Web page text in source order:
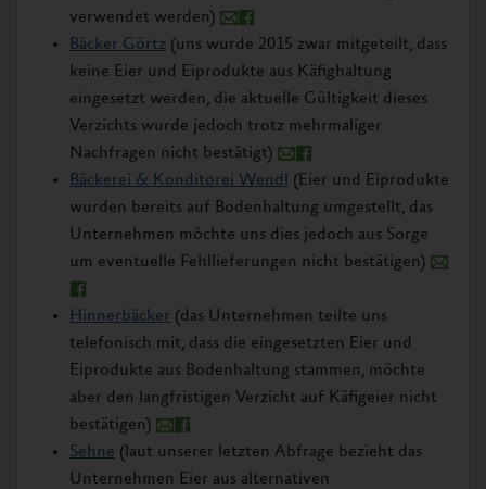
verwendet werden)
Bäcker Görtz (uns wurde 2015 zwar mitgeteilt, dass
keine Eier und Eiprodukte aus Käfighaltung
eingesetzt werden, die aktuelle Gültigkeit dieses
Verzichts wurde jedoch trotz mehrmaliger
Nachfragen nicht bestätigt)
Bäckerei & Konditorei Wendl
(Eier und Eiprodukte
wurden bereits auf Bodenhaltung umgestellt, das
Unternehmen möchte uns dies jedoch aus Sorge
um eventuelle Fehllieferungen nicht bestätigen)
Hinnerbäcker (das Unternehmen teilte uns
telefonisch mit, dass die eingesetzten Eier und
Eiprodukte aus Bodenhaltung stammen, möchte
aber den langfristigen Verzicht auf Käfigeier nicht
bestätigen)
Sehne (laut unserer letzten Abfrage bezieht das
Unternehmen Eier aus alternativen